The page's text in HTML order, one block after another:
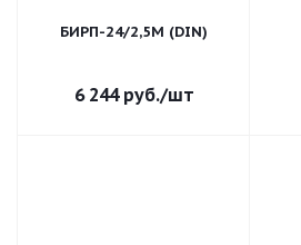
БИРП-24/2,5М (DIN)
6 244руб./шт